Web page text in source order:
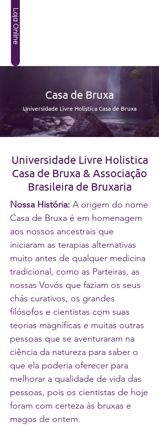
Loja Online
Casa de Bruxa
Universidade Livre Holística Casa de Bruxa
Universidade Livre Holistica
Casa de Bruxa & Associação
Brasileira de Bruxaria
Nossa História: A origem do nome
Casa de Bruxa é em homenagem
aos nossos ancestrais que
iniciaram as terapias alternativas
muito antes de qualquer medicina
tradicional, como as Parteiras, as
nossas Vovós que faziam os seus
chás curativos, os grandes
filósofos e cientistas com suas
teorias magníficas e muitas outras
pessoas que se aventuraram na
ciência da natureza para saber o
que ela poderia oferecer para
melhorar a qualidade de vida das
pessoas, pois os cientistas de hoje
foram com certeza às bruxas e
magos de ontem.